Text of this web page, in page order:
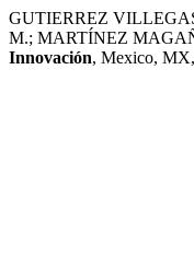
GUTIERREZ
M.; MARTÍNEZ
Innovación, Mexico,